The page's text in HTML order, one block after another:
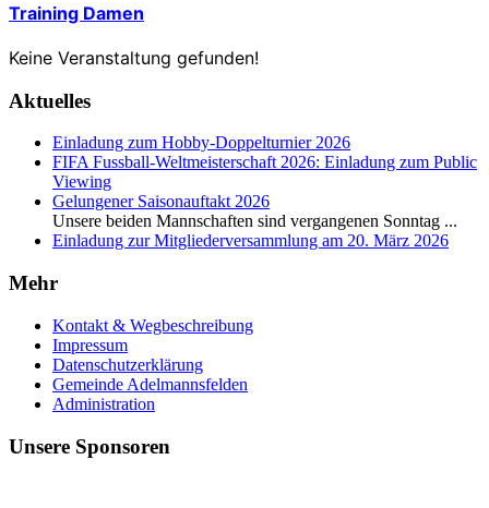
Training Damen
Keine Veranstaltung gefunden!
Aktuelles
Einladung zum Hobby-Doppelturnier 2026
FIFA Fussball-Weltmeisterschaft 2026: Einladung zum Public
Viewing
Gelungener Saisonauftakt 2026
Unsere beiden Mannschaften sind vergangenen Sonntag ...
Einladung zur Mitgliederversammlung am 20. März 2026
Mehr
Kontakt & Wegbeschreibung
Impressum
Datenschutzerklärung
Gemeinde Adelmannsfelden
Administration
Unsere Sponsoren